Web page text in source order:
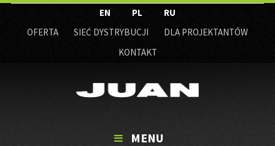
EN PL
RU
OFERTA
SIEĆ DYSTRYBUCJI
DLA PROJEKTANTÓW
KONTAKT
MENU